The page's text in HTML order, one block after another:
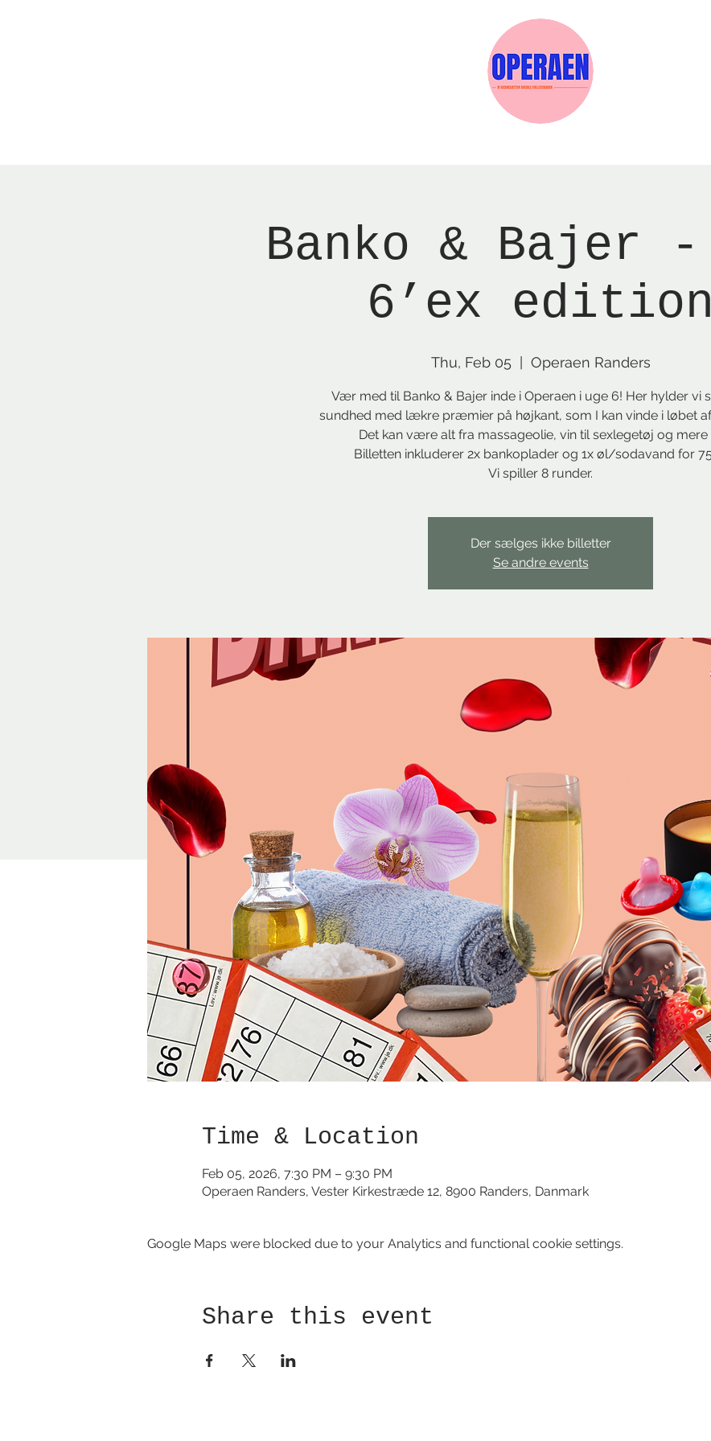
Banko & Bajer -
6’ex edition
Thu, Feb 05
  |
Operaen Randers
Vær med til Banko & Bajer inde i Operaen i uge 6! Her hylder vi
sundhed med lækre præmier på højkant, som I kan vinde i løbet
Det kan være alt fra massageolie, vin til sexlegetøj og mere
Billetten inkluderer 2x bankoplader og 1x øl/sodavand for
Vi spiller 8 runder.
Der sælges ikke billetter
Se andre events
Time & Location
Feb 05, 2026, 7:30 PM – 9:30 PM
Operaen Randers, Vester Kirkestræde 12, 8900 Randers, Danmark
Google Maps were blocked due to your Analytics and functional cookie settings.
Share this event